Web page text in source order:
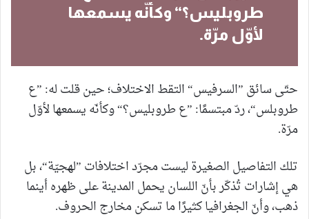
طروبليس؟“ وكأنّه يسمعها
لأوّل مرّة.
حتّى سائق ”السرفيس“ التقط الاختلاف؛ حين قلت له: ”ع
طروبلس“، ردّ مبتسمًا: ”ع طروبليس؟“ وكأنّه يسمعها لأوّل
مرّة.
تلك التفاصيل الصغيرة ليست مجرّد اختلافات ”لهجيّة“، بل
هي إشارات تُذكّر بأنّ اللسان يحمل المدينة على ظهره أينما
ذهب، وأنّ الجغرافيا كثيرًا ما تسكن مخارج الحروف.